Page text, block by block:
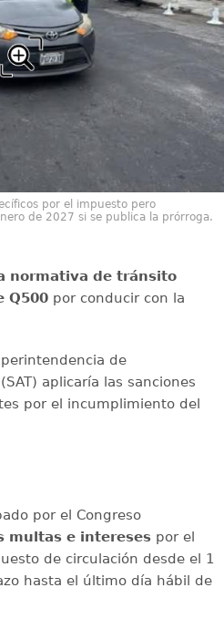
por el impuesto pero
de 2027 si se publica la prórroga.
normativa de tránsito
Q500por conducir con la
de
aplicaría las sanciones
por el incumplimiento del
por el Congreso
multas e interesespor el
de circulación desde el 1
hasta el último día hábil de